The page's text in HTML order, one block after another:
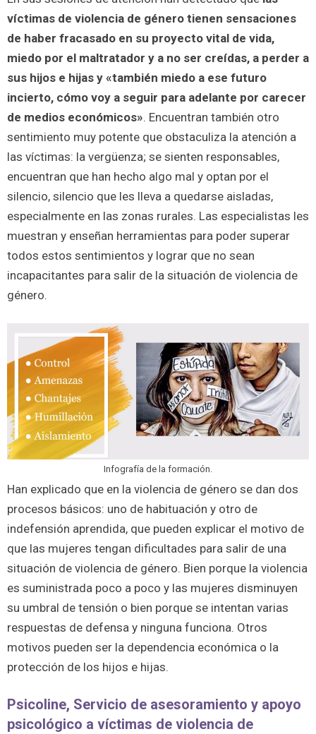
víctimas de violencia de género tienen sensaciones
de haber fracasado en su proyecto vital de vida,
miedo por el maltratador y a no ser creídas, a perder a
sus hijos e hijas y «también miedo a ese futuro
incierto, cómo voy a seguir para adelante por carecer
de medios económicos». Encuentran también otro
sentimiento muy potente que obstaculiza la atención a
las víctimas: la vergüenza; se sienten responsables,
encuentran que han hecho algo mal y optan por el
silencio, silencio que les lleva a quedarse aisladas,
especialmente en las zonas rurales. Las especialistas les
muestran y enseñan herramientas para poder superar
todos estos sentimientos y lograr que no sean
incapacitantes para salir de la situación de violencia de
género.
Infografía de la formación.
Han explicado que en la violencia de género se dan dos
procesos básicos: uno de habituación y otro de
indefensión aprendida, que pueden explicar el motivo de
que las mujeres tengan dificultades para salir de una
situación de violencia de género. Bien porque la violencia
es suministrada poco a poco y las mujeres disminuyen
su umbral de tensión o bien porque se intentan varias
respuestas de defensa y ninguna funciona. Otros
motivos pueden ser la dependencia económica o la
protección de los hijos e hijas.
Psicoline, Servicio de asesoramiento y apoyo
psicológico a víctimas de violencia de